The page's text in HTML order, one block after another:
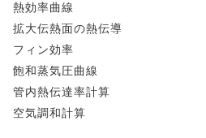
熱効率曲線
拡大伝熱面の熱伝導
フィン効率
飽和蒸気圧曲線
管内熱伝達率計算
空気調和計算